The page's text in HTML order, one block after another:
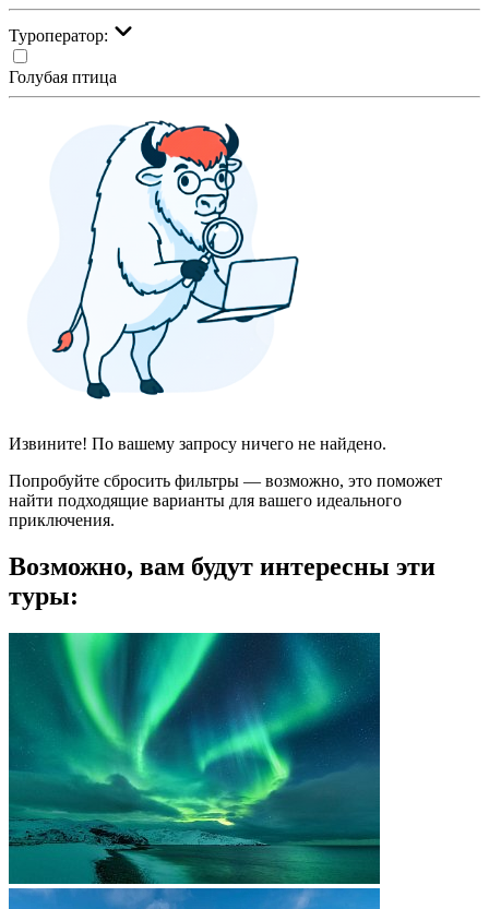
Туроператор:
Голубая птица
Извините! По вашему запросу ничего не найдено.
Попробуйте сбросить фильтры — возможно, это поможет
найти подходящие варианты для вашего идеального
приключения.
Возможно, вам будут интересны эти
туры: